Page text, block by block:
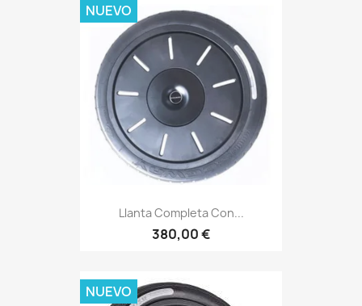
Llanta Completa Con...
380,00 €
NUEVO
NUEVO